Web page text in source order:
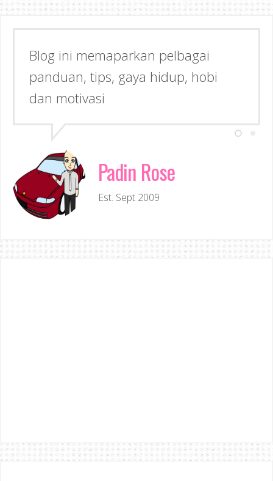
Blog ini memaparkan pelbagai
panduan, tips, gaya hidup, hobi
dan motivasi
Padin Rose
Est. Sept 2009